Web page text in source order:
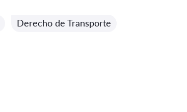
Derecho de Transporte